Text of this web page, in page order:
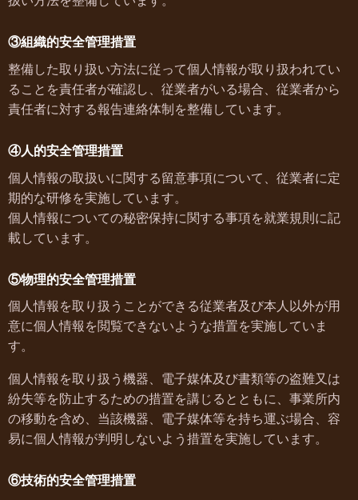
③組織的安全管理措置
整備した取り扱い方法に従って個人情報が取り扱われてい
ることを責任者が確認し、従業者がいる場合、従業者から
責任者に対する報告連絡体制を整備しています。
④人的安全管理措置
個人情報の取扱いに関する留意事項について、従業者に定
期的な研修を実施しています。
個人情報についての秘密保持に関する事項を就業規則に記
載しています。
⑤物理的安全管理措置
個人情報を取り扱うことができる従業者及び本人以外が用
意に個人情報を閲覧できないような措置を実施していま
す。
個人情報を取り扱う機器、電子媒体及び書類等の盗難又は
紛失等を防止するための措置を講じるとともに、事業所内
の移動を含め、当該機器、電子媒体等を持ち運ぶ場合、容
易に個人情報が判明しないよう措置を実施しています。
⑥技術的安全管理措置